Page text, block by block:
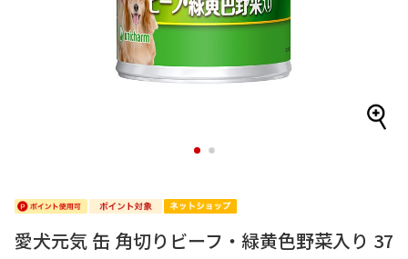
1 2
愛犬元気 缶 角切りビーフ・緑黄色野菜入り 37